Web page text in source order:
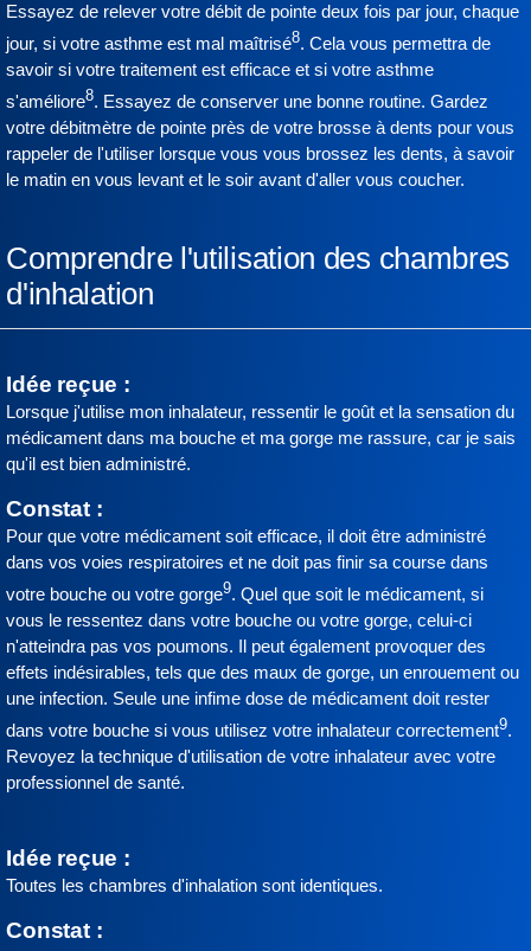
Essayez de relever votre débit de pointe deux fois par jour, chaque
jour, si votre asthme est mal maîtrisé8. Cela vous permettra de
savoir si votre traitement est efficace et si votre asthme
s'améliore8. Essayez de conserver une bonne routine. Gardez
votre débitmètre de pointe près de votre brosse à dents pour vous
rappeler de l'utiliser lorsque vous vous brossez les dents, à savoir
le matin en vous levant et le soir avant d'aller vous coucher.
Comprendre l'utilisation des chambres
d'inhalation
Idée reçue :
Lorsque j'utilise mon inhalateur, ressentir le goût et la sensation du
médicament dans ma bouche et ma gorge me rassure, car je sais
qu'il est bien administré.
Constat :
Pour que votre médicament soit efficace, il doit être administré
dans vos voies respiratoires et ne doit pas finir sa course dans
votre bouche ou votre gorge9. Quel que soit le médicament, si
vous le ressentez dans votre bouche ou votre gorge, celui-ci
n'atteindra pas vos poumons. Il peut également provoquer des
effets indésirables, tels que des maux de gorge, un enrouement ou
une infection. Seule une infime dose de médicament doit rester
dans votre bouche si vous utilisez votre inhalateur correctement9.
Revoyez la technique d'utilisation de votre inhalateur avec votre
professionnel de santé.
Idée reçue :
Toutes les chambres d'inhalation sont identiques.
Constat :